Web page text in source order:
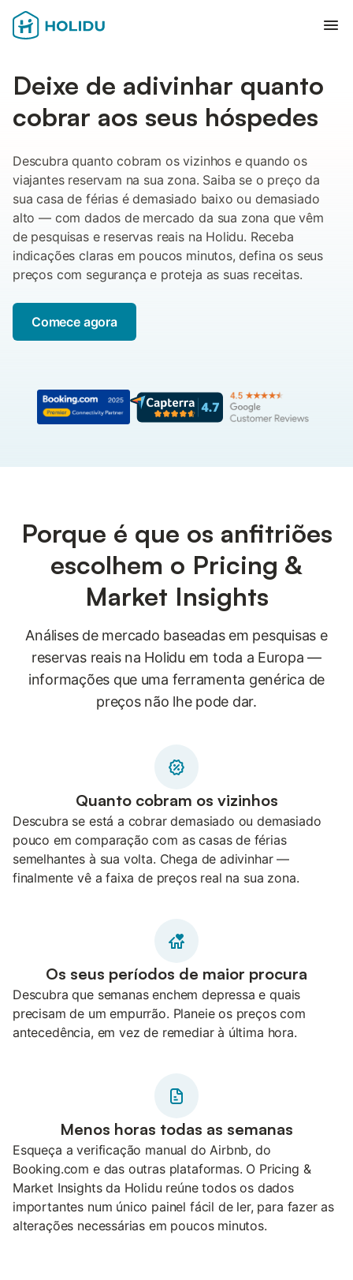
Deixe de adivinhar quanto
cobrar aos seus hóspedes
Descubra quanto cobram os vizinhos e quando os
viajantes reservam na sua zona. Saiba se o preço da
sua casa de férias é demasiado baixo ou demasiado
alto — com dados de mercado da sua zona que vêm
de pesquisas e reservas reais na Holidu. Receba
indicações claras em poucos minutos, defina os seus
preços com segurança e proteja as suas receitas.
Comece agora
Porque é que os anfitriões
escolhem o Pricing &
Market Insights
Análises de mercado baseadas em pesquisas e
reservas reais na Holidu em toda a Europa —
informações que uma ferramenta genérica de
preços não lhe pode dar.
Quanto cobram os vizinhos
Descubra se está a cobrar demasiado ou demasiado
pouco em comparação com as casas de férias
semelhantes à sua volta. Chega de adivinhar —
finalmente vê a faixa de preços real na sua zona.
Os seus períodos de maior procura
Descubra que semanas enchem depressa e quais
precisam de um empurrão. Planeie os preços com
antecedência, em vez de remediar à última hora.
Menos horas todas as semanas
Esqueça a verificação manual do Airbnb, do
Booking.com e das outras plataformas. O Pricing &
Market Insights da Holidu reúne todos os dados
importantes num único painel fácil de ler, para fazer as
alterações necessárias em poucos minutos.